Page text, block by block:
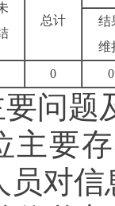
总计
结
维
0 0
问题
主要
员对